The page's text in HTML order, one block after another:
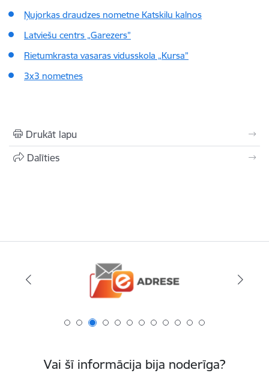
Ņujorkas draudzes nometne Katskilu kalnos
Latviešu centrs „Garezers”
Rietumkrasta vasaras vidusskola „Kursa”
3x3 nometnes
Drukāt lapu
Dalīties
Vai šī informācija bija noderīga?